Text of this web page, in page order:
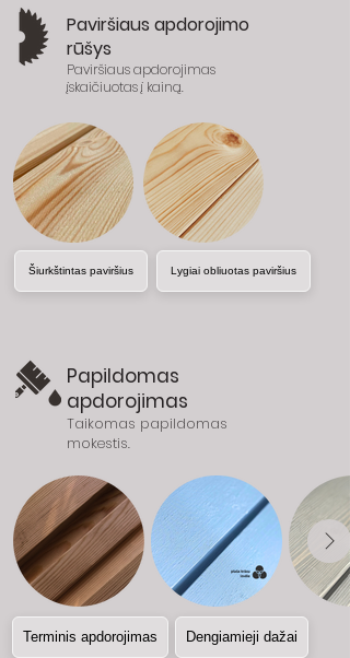
Paviršiaus apdorojimo
rūšys
Paviršiaus apdorojimas
įskaičiuotas į kainą.
Šiurkštintas paviršius Lygiai obliuotas paviršius
Papildomas
apdorojimas
Taikomas papildomas
mokestis.
Terminis apdorojimas Dengiamieji dažai